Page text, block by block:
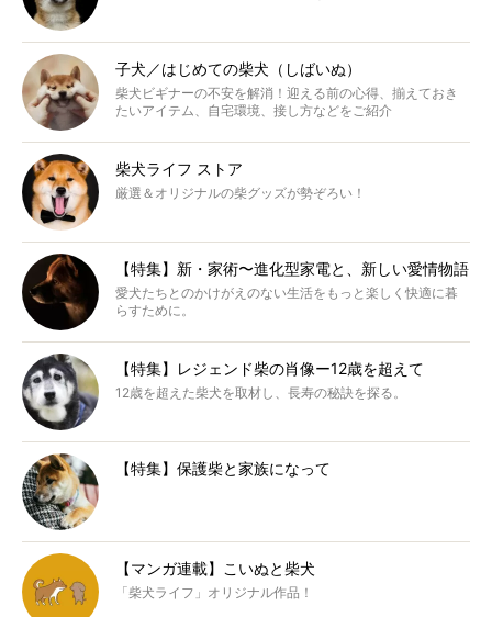
子犬／はじめての柴犬（しばいぬ）
柴犬ビギナーの不安を解消！迎える前の心得、揃えておき
たいアイテム、自宅環境、接し方などをご紹介
柴犬ライフ ストア
厳選＆オリジナルの柴グッズが勢ぞろい！
【特集】新・家術〜進化型家電と、新しい愛情物語
愛犬たちとのかけがえのない生活をもっと楽しく快適に暮
らすために。
【特集】レジェンド柴の肖像ー12歳を超えて
12歳を超えた柴犬を取材し、長寿の秘訣を探る。
【特集】保護柴と家族になって
【マンガ連載】こいぬと柴犬
「柴犬ライフ」オリジナル作品！